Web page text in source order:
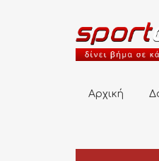
Αρχική